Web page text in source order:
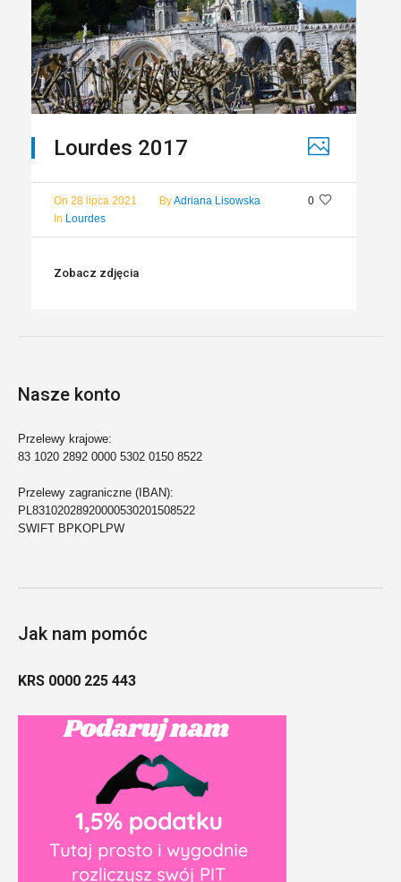
Lourdes 2017
0
On 28 lipca 2021 ByAdriana Lisowska
In Lourdes
Zobacz zdjęcia
Nasze konto
Przelewy krajowe:
83 1020 2892 0000 5302 0150 8522
Przelewy zagraniczne (IBAN):
PL83102028920000530201508522
SWIFT BPKOPLPW
Jak nam pomóc
KRS 0000 225 443